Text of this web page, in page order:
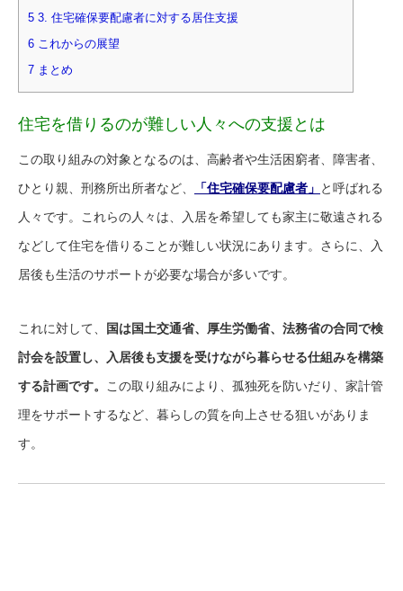
5 3. 住宅確保要配慮者に対する居住支援
6 これからの展望
7 まとめ
住宅を借りるのが難しい人々への支援とは
この取り組みの対象となるのは、高齢者や生活困窮者、障害者、
ひとり親、刑務所出所者など、
「住宅確保要配慮者」 と呼ばれる
人々です。これらの人々は、入居を希望しても家主に敬遠される
などして住宅を借りることが難しい状況にあります。さらに、入
居後も生活のサポートが必要な場合が多いです。
これに対して、
国は国土交通省、厚生労働省、法務省の合同で検
討会を設置し、入居後も支援を受けながら暮らせる仕組みを構築
する計画です。
この取り組みにより、孤独死を防いだり、家計管
理をサポートするなど、暮らしの質を向上させる狙いがありま
す。